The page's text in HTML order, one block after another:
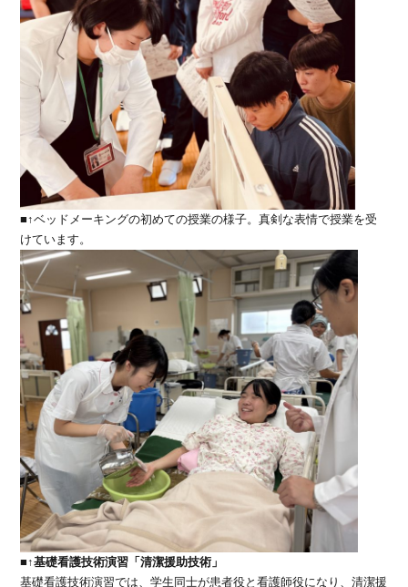
■↑ベッドメーキングの初めての授業の様子。真剣な表情で授業を受
けています。
■↑基礎看護技術演習「清潔援助技術」
基礎看護技術演習では、学生同士が患者役と看護師役になり、清潔援